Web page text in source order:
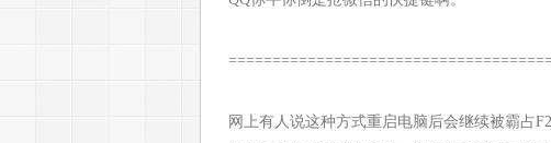
网上有人说这种方式重启电脑后会继续被霸占